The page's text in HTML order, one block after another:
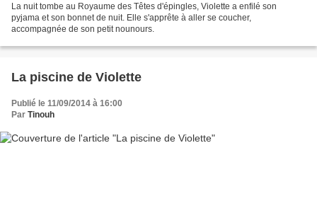
La nuit tombe au Royaume des Têtes d'épingles, Violette a enfilé son
pyjama et son bonnet de nuit. Elle s'apprête à aller se coucher,
accompagnée de son petit nounours.
La piscine de Violette
Publié le 11/09/2014 à 16:00
Par Tinouh